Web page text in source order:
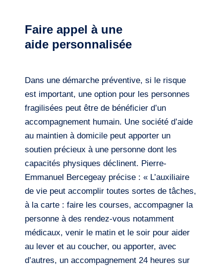
Faire appel à une
aide personnalisée
Dans une démarche préventive, si le risque
est important, une option pour les personnes
fragilisées peut être de bénéficier d’un
accompagnement humain. Une société d’aide
au maintien à domicile peut apporter un
soutien précieux à une personne dont les
capacités physiques déclinent. Pierre-
Emmanuel Bercegeay précise : « L’auxiliaire
de vie peut accomplir toutes sortes de tâches,
à la carte : faire les courses, accompagner la
personne à des rendez-vous notamment
médicaux, venir le matin et le soir pour aider
au lever et au coucher, ou apporter, avec
d’autres, un accompagnement 24 heures sur